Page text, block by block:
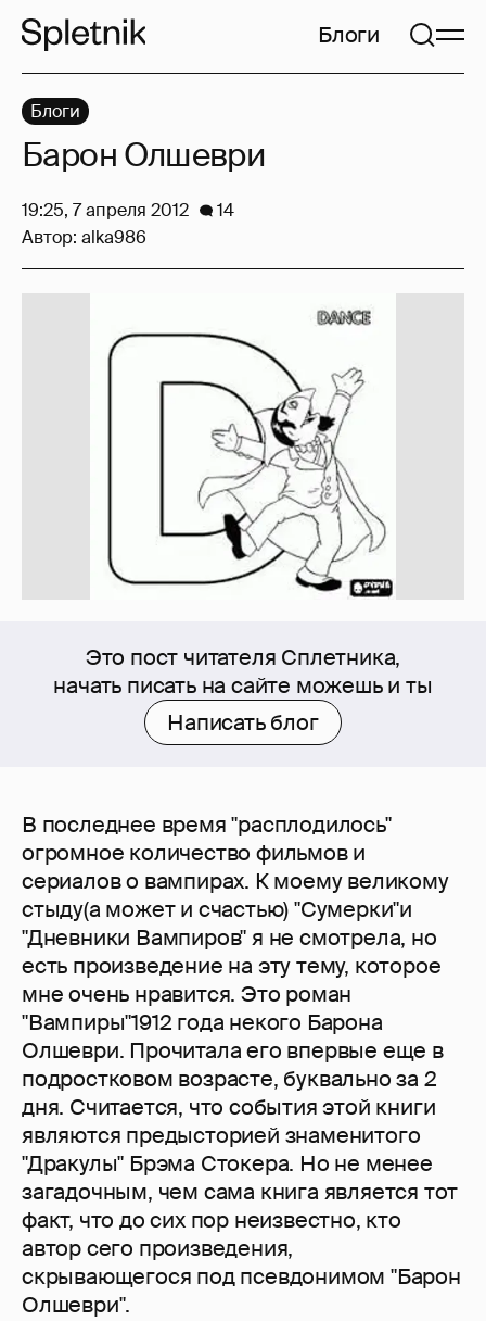
Блоги
Это пост читателя Сплетника,
начать писать на сайте можешь и ты
Написать блог
В последнее время "расплодилось"
огромное количество фильмов и
сериалов о вампирах. К моему великому
стыду(а может и счастью) "Сумерки"и
"Дневники Вампиров" я не смотрела, но
есть произведение на эту тему, которое
мне очень нравится. Это роман
"Вампиры"1912 года некого Барона
Олшеври. Прочитала его впервые еще в
подростковом возрасте, буквально за 2
дня. Считается, что события этой книги
являются предысторией знаменитого
"Дракулы" Брэма Стокера. Но не менее
загадочным, чем сама книга является тот
факт, что до сих пор неизвестно, кто
автор сего произведения,
скрывающегося под псевдонимом "Барон
Олшеври".
Блоги
Барон Олшеври
19:25, 7 апреля 2012
14
Автор: alka986